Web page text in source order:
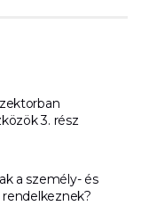
3. rész
a személy- és